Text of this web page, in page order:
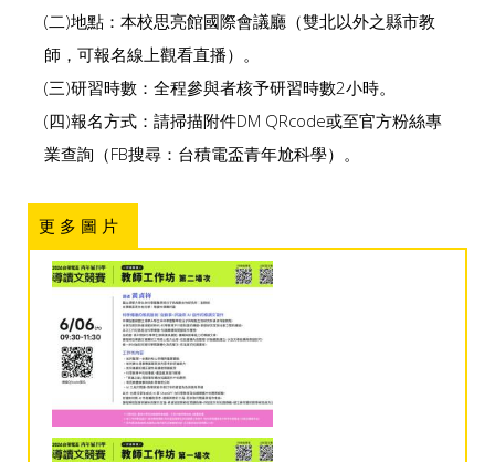
(二)地點：本校思亮館國際會議廳（雙北以外之縣市教
師，可報名線上觀看直播）。
(三)研習時數：全程參與者核予研習時數2小時。
(四)報名方式：請掃描附件DM QRcode或至官方粉絲專
業查詢（FB搜尋：台積電盃青年尬科學）。
更 多 圖 片